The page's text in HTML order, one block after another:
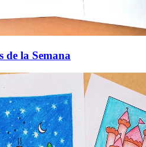
de la Semana